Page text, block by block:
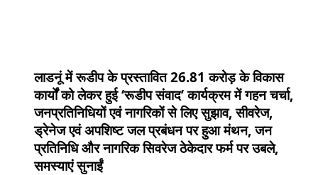
लाडनूं में रूडीप के प्रस्तावित 26.81 करोड़ के विकास
कार्यों को लेकर हुई ‘रूडीप संवाद’ कार्यक्रम में गहन चर्चा,
जनप्रतिनिधियों एवं नागरिकों से लिए सुझाव, सीवरेज,
ड्रेनेज एवं अपशिष्ट जल प्रबंधन पर हुआ मंथन, जन
प्रतिनिधि और नागरिक सिवरेज ठेकेदार फर्म पर उबले,
समस्याएं सुनाईं